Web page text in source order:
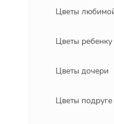
Цветы
Цветы ребенку
Цветы дочери
Цветы подруге